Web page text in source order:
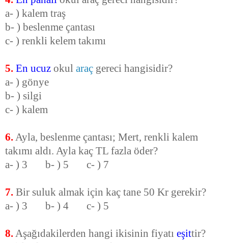
a- ) kalem traş
b- ) beslenme çantası
c- ) renkli kelem takımı
5. En ucuz okul araç gereci hangisidir?
a- ) gönye
b- ) silgi
c- ) kalem
6.Ayla, beslenme çantası; Mert, renkli kalem
takımı aldı. Ayla kaç TL fazla öder?
a- ) 3 b- ) 5 c- ) 7
7. Bir suluk almak için kaç tane 50 Kr gerekir?
a- ) 3 b- ) 4 c- ) 5
8.Aşağıdakilerden hangi ikisinin fiyatı eşittir?